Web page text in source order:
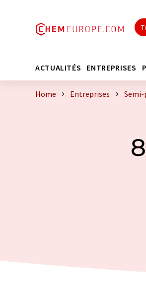
ACTUALITÉS ENTREPRISES
Home Entreprises